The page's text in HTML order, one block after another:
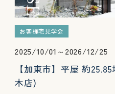
お客様宅見学会
2025/10/01～2026/12/25
【加東市】平屋 約
木店)